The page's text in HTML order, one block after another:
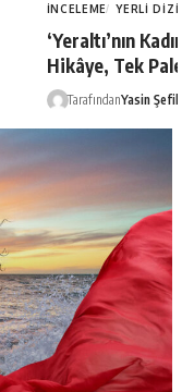
İNCELEME YERLI DIZI
‘Yeraltı’nın
Hikâye, Tek Palet
TarafındanYasin Şefik